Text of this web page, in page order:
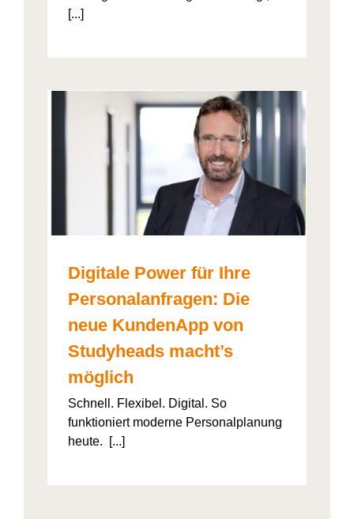
[...]
Digitale Power für Ihre
Personalanfragen: Die
neue KundenApp von
Studyheads macht’s
möglich
Schnell. Flexibel. Digital. So
funktioniert moderne Personalplanung
heute. [...]